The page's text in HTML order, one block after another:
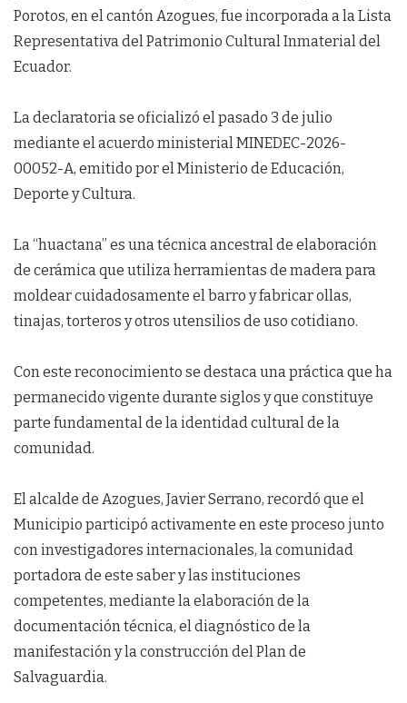
Porotos, en el cantón Azogues, fue incorporada a la Lista
Representativa del Patrimonio Cultural Inmaterial del
Ecuador.
La declaratoria se oficializó el pasado 3 de julio
mediante el acuerdo ministerial MINEDEC-2026-
00052-A, emitido por el Ministerio de Educación,
Deporte y Cultura.
La “huactana” es una técnica ancestral de elaboración
de cerámica que utiliza herramientas de madera para
moldear cuidadosamente el barro y fabricar ollas,
tinajas, torteros y otros utensilios de uso cotidiano.
Con este reconocimiento se destaca una práctica que ha
permanecido vigente durante siglos y que constituye
parte fundamental de la identidad cultural de la
comunidad.
El alcalde de Azogues, Javier Serrano, recordó que el
Municipio participó activamente en este proceso junto
con investigadores internacionales, la comunidad
portadora de este saber y las instituciones
competentes, mediante la elaboración de la
documentación técnica, el diagnóstico de la
manifestación y la construcción del Plan de
Salvaguardia.